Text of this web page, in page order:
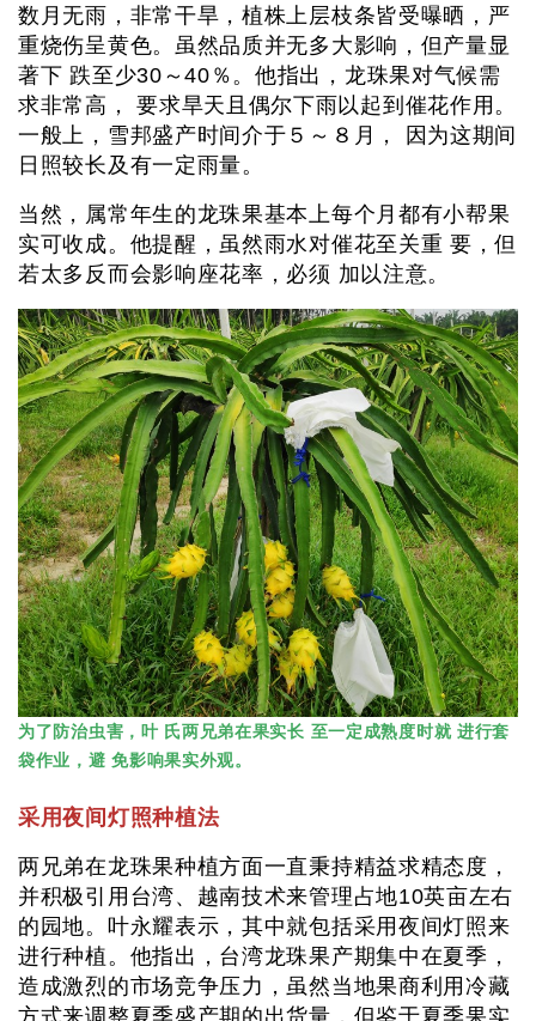
数月无雨，非常干旱，植株上层枝条皆受曝晒，严
重烧伤呈黄色。虽然品质并无多大影响，但产量显
著下 跌至少30～40％。他指出，龙珠果对气候需
求非常高， 要求旱天且偶尔下雨以起到催花作用。
一般上，雪邦盛产时间介于５～８月， 因为这期间
日照较长及有一定雨量。
当然，属常年生的龙珠果基本上每个月都有小帮果
实可收成。他提醒，虽然雨水对催花至关重 要，但
若太多反而会影响座花率，必须 加以注意。
为了防治虫害，叶 氏两兄弟在果实长 至一定成熟度时就 进行套
袋作业，避 免影响果实外观。
采用夜间灯照种植法
两兄弟在龙珠果种植方面一直秉持精益求精态度，
并积极引用台湾、越南技术来管理占地10英亩左右
的园地。叶永耀表示，其中就包括采用夜间灯照来
进行种植。他指出，台湾龙珠果产期集中在夏季，
造成激烈的市场竞争压力，虽然当地果商利用冷藏